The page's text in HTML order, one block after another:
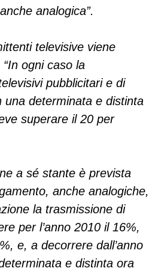
analogica”.
televisive viene
ogni caso la
pubblicitari e di
una determinata e distinta
superare il 20 per
a sé stante è prevista
anche analogiche,
la trasmissione di
per l’anno 2010 il 16%,
e, a decorrere dall’anno
e distinta ora